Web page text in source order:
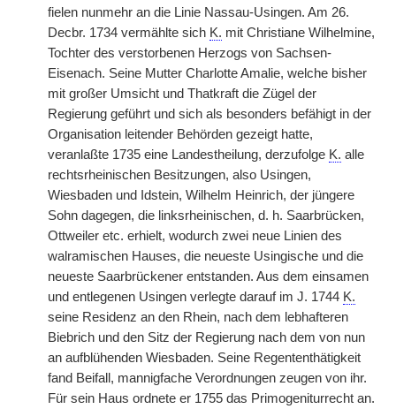
fielen nunmehr an die Linie Nassau-Usingen. Am 26.
Decbr. 1734 vermählte sich K. mit Christiane Wilhelmine,
Tochter des verstorbenen Herzogs von Sachsen-
Eisenach. Seine Mutter Charlotte Amalie, welche bisher
mit großer Umsicht und Thatkraft die Zügel der
Regierung geführt und sich als besonders befähigt in der
Organisation leitender Behörden gezeigt hatte,
veranlaßte 1735 eine Landestheilung, derzufolge K. alle
rechtsrheinischen Besitzungen, also Usingen,
Wiesbaden und Idstein, Wilhelm Heinrich, der jüngere
Sohn dagegen, die linksrheinischen, d. h. Saarbrücken,
Ottweiler etc. erhielt, wodurch zwei neue Linien des
walramischen Hauses, die neueste Usingische und die
neueste Saarbrückener entstanden. Aus dem einsamen
und entlegenen Usingen verlegte darauf im J. 1744 K.
seine Residenz an den Rhein, nach dem lebhafteren
Biebrich und den Sitz der Regierung nach dem von nun
an aufblühenden Wiesbaden. Seine Regententhätigkeit
fand Beifall, mannigfache Verordnungen zeugen von ihr.
Für sein Haus ordnete er 1755 das Primogeniturrecht an.